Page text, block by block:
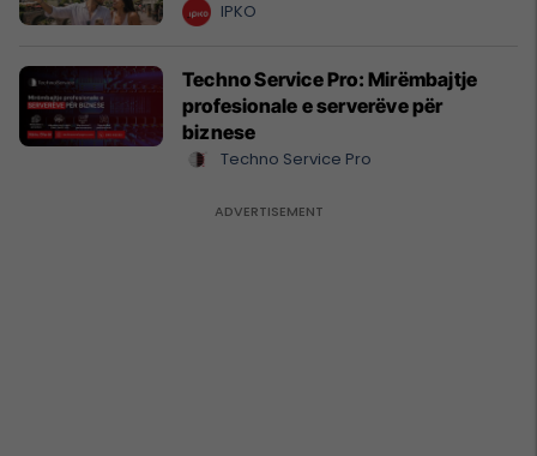
IPKO
Techno Service Pro: Mirëmbajtje
profesionale e serverëve për
biznese
Techno Service Pro